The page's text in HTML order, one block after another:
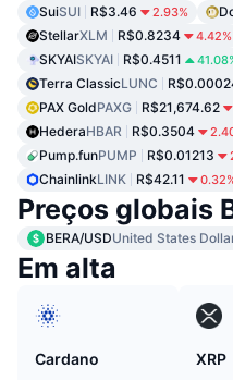
SuiSUI R$3.46 2.93%
StellarXLM R$0.8234 4.42%
SKYAISKYAI R$0.4511
Terra ClassicLUNC
PAX GoldPAXG R$21,674.62
HederaHBAR R$0.3504
Pump.funPUMP R$0.01213
ChainlinkLINK R$42.11
Preços globais
BERA/USDUnited States
Em alta
Cardano
XRP